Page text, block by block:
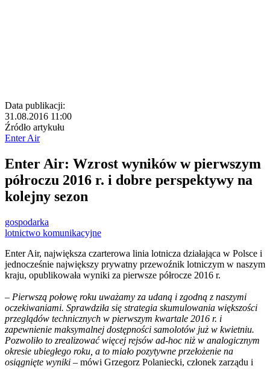
Data publikacji:
31.08.2016 11:00
Źródło artykułu
Enter Air
Enter Air: Wzrost wyników w pierwszym
półroczu 2016 r. i dobre perspektywy na
kolejny sezon
gospodarka
lotnictwo komunikacyjne
Enter Air, największa czarterowa linia lotnicza działająca w Polsce i
jednocześnie największy prywatny przewoźnik lotniczym w naszym
kraju, opublikowała wyniki za pierwsze półrocze 2016 r.
– Pierwszą połowę roku uważamy za udaną i zgodną z naszymi
oczekiwaniami. Sprawdziła się strategia skumulowania większości
przeglądów technicznych w pierwszym kwartale 2016 r. i
zapewnienie maksymalnej dostępności samolotów już w kwietniu.
Pozwoliło to zrealizować więcej rejsów ad-hoc niż w analogicznym
okresie ubiegłego roku, a to miało pozytywne przełożenie na
osiągnięte wyniki – mówi Grzegorz Polaniecki, członek zarządu i